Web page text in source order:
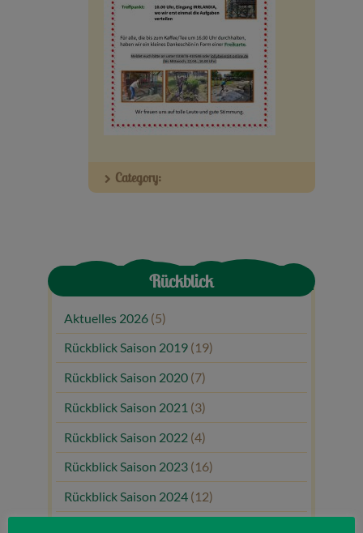
Veranstaltungen
Baumpaten
Kontakt
Category:
Rückblick
Aktuelles 2026 (5)
Rückblick Saison 2019 (19)
Rückblick Saison 2020 (7)
Rückblick Saison 2021 (3)
Rückblick Saison 2022 (4)
Rückblick Saison 2023 (16)
Rückblick Saison 2024 (12)